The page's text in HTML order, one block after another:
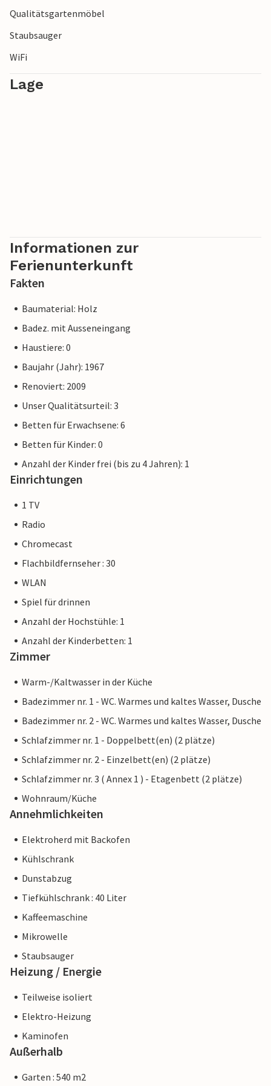
Qualitätsgartenmöbel
Staubsauger
WiFi
Lage
Informationen zur
Ferienunterkunft
Fakten
Baumaterial: Holz
Badez. mit Ausseneingang
Haustiere: 0
Baujahr (Jahr): 1967
Renoviert: 2009
Unser Qualitätsurteil: 3
Betten für Erwachsene: 6
Betten für Kinder: 0
Anzahl der Kinder frei (bis zu 4 Jahren): 1
Einrichtungen
1 TV
Radio
Chromecast
Flachbildfernseher : 30
WLAN
Spiel für drinnen
Anzahl der Hochstühle: 1
Anzahl der Kinderbetten: 1
Zimmer
Warm-/Kaltwasser in der Küche
Badezimmer nr. 1 - WC. Warmes und kaltes Wasser, Dusche
Badezimmer nr. 2 - WC. Warmes und kaltes Wasser, Dusche
Schlafzimmer nr. 1 - Doppelbett(en) (2 plätze)
Schlafzimmer nr. 2 - Einzelbett(en) (2 plätze)
Schlafzimmer nr. 3 ( Annex 1 ) - Etagenbett (2 plätze)
Wohnraum/Küche
Annehmlichkeiten
Elektroherd mit Backofen
Kühlschrank
Dunstabzug
Tiefkühlschrank : 40 Liter
Kaffeemaschine
Mikrowelle
Staubsauger
Heizung / Energie
Teilweise isoliert
Elektro-Heizung
Kaminofen
Außerhalb
Garten : 540 m2